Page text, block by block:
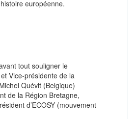
européenne.
tout souligner le
Vice-présidente de la
Quévit (Belgique)
de la Région Bretagne,
d’ECOSY (mouvement